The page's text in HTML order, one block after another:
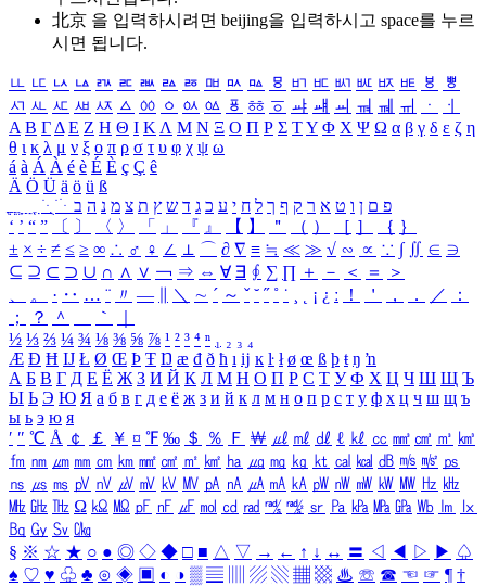
北京 을 입력하시려면 beijing을 입력하시고 space를 누르
시면 됩니다.
ㅥ ㅦ ㅧ ㅨ ㅩ ㅪ ㅫ ㅬ ㅭ ㅮ ㅯ ㅰ ㅱ ㅲ ㅳ ㅴ ㅵ ㅶ ㅷ ㅸ
ㅹ
ㅺ ㅻ ㅼ ㅽ ㅾ ㅿ ㆀ ㆁ ㆂ ㆃ ㆄ ㆅ ㆆ ㆇ ㆈ ㆉ ㆊ ㆋ ㆌ ㆍ
ㆎ
Α Β ΓΔ Ε Ζ Η Θ Ι ΚΛ Μ Ν Ξ Ο Π Ρ Σ ΤΥ Φ Χ Ψ Ω α β γ δ ε ζ η
θ ι κ λ μ ν ξ ο π ρ σ τ υ φ χ ψ ω
á à Á À é è É È ç Ç ê
Ä Ö Ü ä ö ü ß
ִֶֹ ֻּ ׁׂ פ ם ן ו ט א ר ק ף ך ל ח י ע כ ג ד ש ץ ת צ מ נ ה ב
‘ ’ “ ” 〔 〕 〈 〉 「 」 『 』 【 】 ＂ （ ） ［ ］ ｛ ｝
± × ÷ ≠ ≤ ≥ ∞ ∴ ♂ ♀ ∠ ⊥ ⌒ ∂ ∇ ≡ ≒ ≪ ≫ √ ∽ ∝ ∵ ∫ ∬ ∈ ∋
⊆ ⊇ ⊂ ⊃ ∪ ∩ ∧ ∨ ￢ ⇒ ⇔ ∀ ∃ ∮ ∑ ∏ ＋ － ＜ ＝
＞
、
。 · ‥ … ¨ 〃 ― ＼ ∼ ´ ～ ˇ ˘ ˝ ˚ ˙ ¸ ¡ ¿ ː ！ ＇ ， ． ／
：
；
？ ＾ ｀
½ ⅓ ⅔ ¼ ¾ ⅛ ⅜ ⅝ ⅞ ¹ ² ³ ⁴ ⁿ ₁ ₂ ₃ ₄
Æ Ð Ħ Ĳ Ł Ø Œ Þ Ŧ Ŋ æ đ ð ħ ı ĳ ĸ ŀ ł ø œ ß þ ŧ ŋ ŉ
А Б В Г Д Е Ё Ж З И Й К Л М Н О П Р С Т У Ф Х Ц Ч Ш Щ Ъ
Ы Ь Э Ю Я а б в г д е ё ж з и й к л м н о п р с т у ф х ц ч ш щ ъ
ы ь э ю я
′ ″ ℃ Å ￠ ￡ ￥ ¤ ℉ ‰ ＄ ％ Ｆ ￦ ㎕ ㎖ ㎗ ℓ ㎘ ㏄ ㎣ ㎤ ㎥ ㎦
㎙ ㎚ ㎛ ㎜ ㎝ ㎞ ㎟ ㎠ ㎡ ㎢ ㏊ ㎍ ㎎ ㎏ ㏏ ㎈ ㎉ ㏈ ㎧ ㎨ ㎰
㎱ ㎲ ㎳ ㎴ ㎵ ㎶ ㎷ ㎸ ㎹ ㎀ ㎁ ㎂ ㎃ ㎄ ㎺ ㎻ ㎽ ㎾ ㎿ ㎐ ㎑
㎒ ㎓ ㎔ Ω ㏀ ㏁ ㎊ ㎋ ㎌ ㏖ ㏅ ㎭ ㎮ ㎯ ㏛ ㎩ ㎪ ㎫ ㎬ ㏝ ㏐
㏓
㏃ ㏉ ㏜ ㏆
§ ※ ☆ ★ ○ ● ◎ ◇ ◆ □ ■ △ ▽ → ← ↑ ↓ ↔ 〓 ◁ ◀ ▷ ▶ ♤
♠ ♡ ♥ ♧ ♣ ⊙ ◈ ▣ ◐ ◑ ▒ ▤ ▨ ▧ ▦ ▩ ♨ ☏ ☎ ☜ ☞ ¶ †